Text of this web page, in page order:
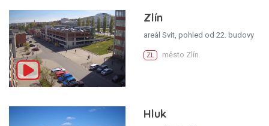
Zlín
areál Svit, pohled od 22. budovy
ZL město Zlín
Hluk